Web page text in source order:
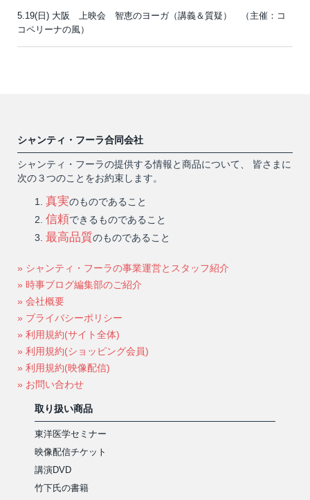
5.19(日) 大阪 上映会 智恵のヨーガ（講義＆質疑） （主催：コ
コペリーナの風）
シャンティ・フーラ合同会社
シャンティ・フーラの提供する情報と商品について、 皆さまに
次の３つのことをお約束します。
真実のものであること
信頼できるものであること
最高品質のものであること
» シャンティ・フーラの事業運営とスタッフ紹介
» 時事ブログ編集部のご紹介
» 会社概要
» プライバシーポリシー
» 利用規約(サイト全体)
» 利用規約(ショッピング会員)
» 利用規約(映像配信)
» お問い合わせ
取り扱い商品
東洋医学セミナー
映像配信チケット
講演DVD
竹下氏の書籍